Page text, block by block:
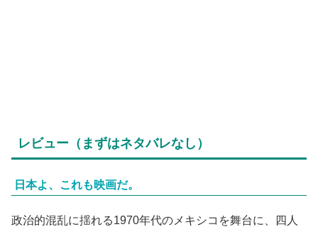
レビュー（まずはネタバレなし）
日本よ、これも映画だ。
政治的混乱に揺れる1970年代のメキシコを舞台に、四人